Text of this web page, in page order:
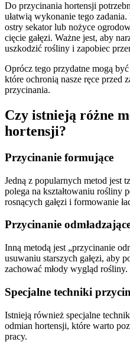
Do przycinania hortensji
ułatwią wykonanie tego
ostry sekator lub nożyce
cięcie gałęzi. Ważne jest, aby
uszkodzić rośliny i zapobiec
Oprócz tego przydatne mogą
które ochronią nasze ręce przed
przycinania.
Czy istnieją różne
hortensji?
Przycinanie formujące
Jedną z popularnych metod jest
polega na kształtowaniu rośliny
rosnących gałęzi i formowanie
Przycinanie
Inną metodą jest „przycinanie
usuwaniu starszych gałęzi, aby
zachować młody wygląd rośliny.
Specjalne techniki
Istnieją również specjalne
odmian hortensji, które warto
pracy.